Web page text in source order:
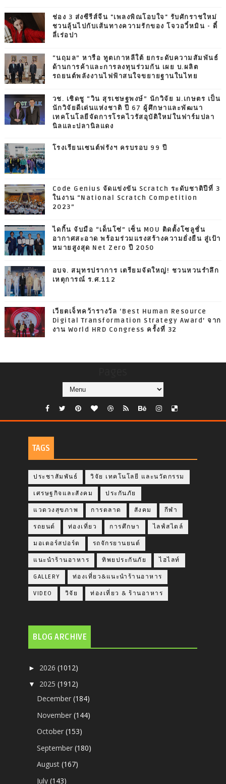
ช่อง 3 ส่งซีรีส์จีน "เพลงพิณโอบใจ" รับศักราชใหม่
ชวนลุ้นไปกับเส้นทางความรักของ โจวอวี๋หมิน - ตี๋
ลี่เร่อปา
“นฤมล” หารือ ทูตเกาหลีใต้ ยกระดับความสัมพันธ์
ด้านการค้าและการลงทุนร่วมกัน เผย บ.ผลิต
รถยนต์พลังงานไฟฟ้าสนใจขยายฐานในไทย
วช. เชิดชู “วิน สุรเชษฐพงษ์” นักวิจัย ม.เกษตร เป็น
นักวิจัยดีเด่นแห่งชาติ ปี 67 ผู้ศึกษาและพัฒนา
เทคโนโลยีจัดการโรคไวรัสอุบัติใหม่ในฟาร์มปลา
นิลและปลานิลแดง
โรงเรียนเซนต์ฟรังฯ ครบรอบ 99 ปี
Code Genius จัดแข่งขัน Scratch ระดับชาติปีที่ 3
ในงาน “National Scratch Competition
2023”
ไดกิ้น จับมือ “เด็นโซ่” เซ็น MOU ติดตั้งโซลูชั่น
อากาศสะอาด พร้อมร่วมแรงสร้างความยั่งยืน สู่เป้า
หมายสูงสุด Net Zero ปี 2050
อบจ. สมุทรปราการ เตรียมจัดใหญ่! ชวนหวนรำลึก
เหตุการณ์ ร.ศ.112
เวียตเจ็ทคว้ารางวัล ‘Best Human Resource
Digital Transformation Strategy Award’ จาก
งาน World HRD Congress ครั้งที่ 32
TAGS
ประชาสัมพันธ์ วิจัย เทคโนโลยี และนวัตกรรม
เศรษฐกิจและสังคม ประกันภัย
แวดวงสุขภาพ การตลาด สังคม กีฬา
รถยนต์ ท่องเที่ยว การศึกษา ไลฟ์สไตล์
มอเตอร์สปอร์ต รถจักรยานยนต์
แนะนำร้านอาหาร ทิพยประกันภัย ไฮไลท์
GALLERY ท่องเที่ยว&แนะนำร้านอาหาร
VIDEO วิจัย ท่องเที่ยว & ร้านอาหาร
BLOG ARCHIVE
► 2026(1012)
▼ 2025(1912)
December(184)
November(144)
October(153)
September(180)
August(167)
July(143)